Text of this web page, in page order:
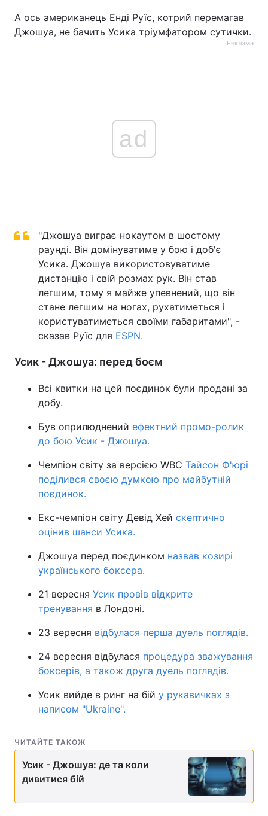
А ось американець Енді Руїс, котрий перемагав
Джошуа, не бачить Усика тріумфатором сутички.
Реклама
ad
"Джошуа виграє нокаутом в шостому
раунді. Він домінуватиме у бою і доб'є
Усика. Джошуа використовуватиме
дистанцію і свій розмах рук. Він став
легшим, тому я майже упевнений, що він
стане легшим на ногах, рухатиметься і
користуватиметься своїми габаритами", -
сказав Руїс для ESPN.
Усик - Джошуа: перед боєм
Всі квитки на цей поєдинок були продані за
добу.
Був оприлюднений ефектний промо-ролик
до бою Усик - Джошуа.
Чемпіон світу за версією WBC Тайсон Ф'юрі
поділився своєю думкою про майбутній
поєдинок.
Екс-чемпіон світу Девід Хей скептично
оцінив шанси Усика.
Джошуа перед поєдинком назвав козирі
українського боксера.
21 вересня Усик провів відкрите
тренування в Лондоні.
23 вересня відбулася перша дуель поглядів.
24 вересня відбулася процедура зважування
боксерів, а також друга дуель поглядів.
Усик вийде в ринг на бій у рукавичках з
написом "Ukraine".
ЧИТАЙТЕ ТАКОЖ
Усик - Джошуа: де та коли
дивитися бій